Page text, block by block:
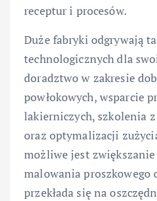
receptur i procesów.
Duże fabryki odgrywają
technologicznych dla
doradztwo w zakresie
powłokowych, wsparcie
lakierniczych, szkolenia
oraz optymalizacji
możliwe jest
malowania proszkowego
przekłada się na